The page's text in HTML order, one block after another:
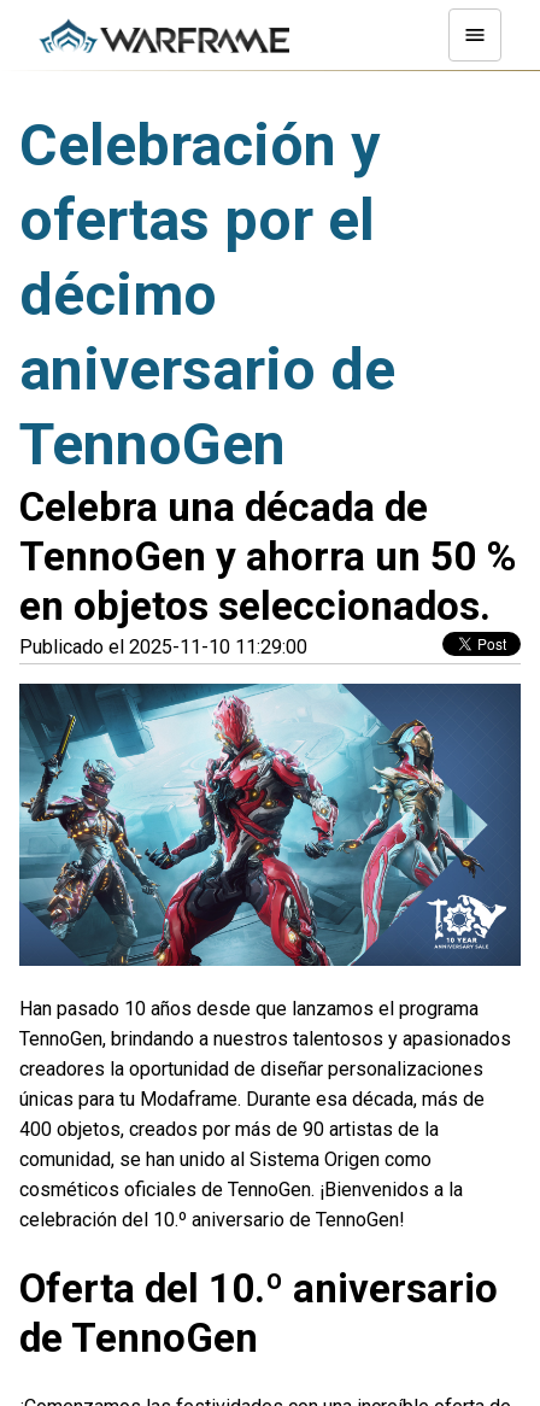
Celebración y
ofertas por el
décimo
aniversario de
TennoGen
Celebra una década de
TennoGen y ahorra un 50 %
en objetos seleccionados.
Publicado el 2025-11-10 11:29:00
Han pasado 10 años desde que lanzamos el programa
TennoGen, brindando a nuestros talentosos y apasionados
creadores la oportunidad de diseñar personalizaciones
únicas para tu Modaframe. Durante esa década, más de
400 objetos, creados por más de 90 artistas de la
comunidad, se han unido al Sistema Origen como
cosméticos oficiales de TennoGen. ¡Bienvenidos a la
celebración del 10.º aniversario de TennoGen!
Oferta del 10.º aniversario
de TennoGen